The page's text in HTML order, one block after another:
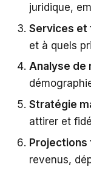
juridique,
Services et
et à quels
Analyse de
Stratégie
attirer et
Projections
revenus,